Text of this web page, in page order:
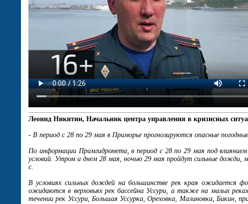
Леонид Никитин, Начальник центра управления в кризисных
- В период с 28 по 29 мая в Приморье прогнозируются опасные погодные
По информации Примгидромета, в период с 28 по 29 мая под
условий. Утром и днем 28 мая, ночью 29 мая пройдут сильные дожди,
с.
В условиях сильных дождей на большинстве рек края ожидается
ожидаются в верховьях рек бассейна Уссури, а также на малых
течении рек Уссури, Большая Уссурка, Ореховка, Малиновка, Бикин,